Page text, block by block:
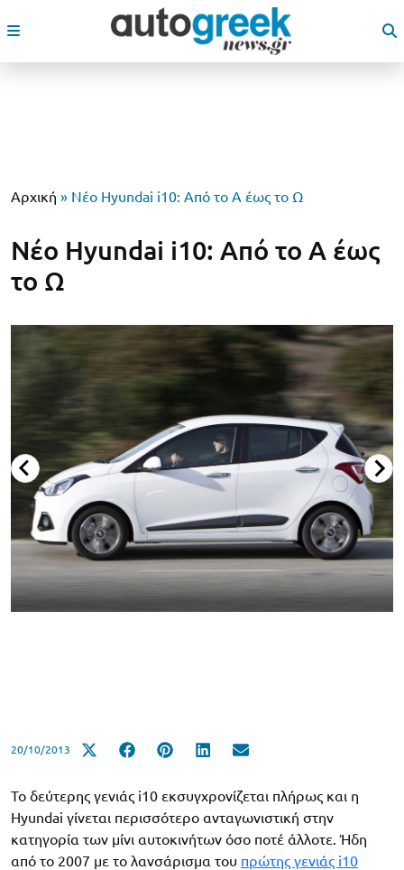
Αρχική » Νέο Hyundai i10: Από το Α έως το Ω
Νέο Hyundai i10: Από το Α έως
το Ω
20/10/2013
Το δεύτερης γενιάς i10 εκσυγχρονίζεται πλήρως και η
Hyundai γίνεται περισσότερο ανταγωνιστική στην
κατηγορία των μίνι αυτοκινήτων όσο ποτέ άλλοτε. Ήδη
από το 2007 με το λανσάρισμα του πρώτης γενιάς i10